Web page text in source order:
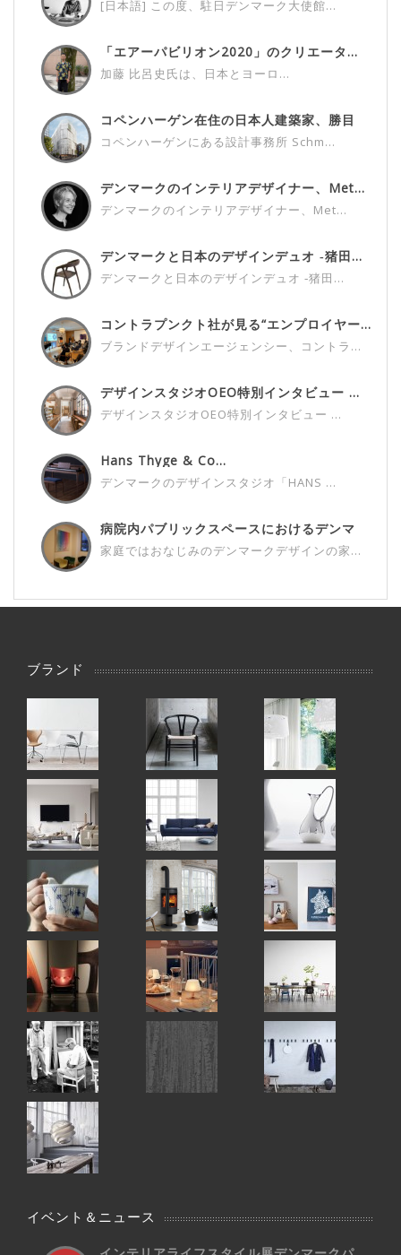
[日本語] この度、駐日デンマーク大使館...
「エアーパビリオン2020」のクリエータ...
加藤 比呂史氏は、日本とヨーロ...
コペンハーゲン在住の日本人建築家、勝目
コペンハーゲンにある設計事務所 Schm...
デンマークのインテリアデザイナー、Met...
デンマークのインテリアデザイナー、Met...
デンマークと日本のデザインデュオ ‐猪田...
デンマークと日本のデザインデュオ ‐猪田...
コントラプンクト社が見る“エンプロイヤー...
ブランドデザインエージェンシー、コントラ...
デザインスタジオOEO特別インタビュー ...
デザインスタジオOEO特別インタビュー ...
Hans Thyge & Co...
デンマークのデザインスタジオ「HANS ...
病院内パブリックスペースにおけるデンマ
ー...
家庭ではおなじみのデンマークデザインの家...
ブランド
イベント＆ニュース